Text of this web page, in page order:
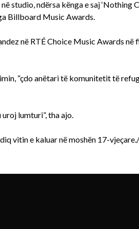
studio, ndërsa kënga e saj ‘Nothing
Billboard Music Awards.
në RTÉ Choice Music Awards në
“çdo anëtari të komunitetit të
uroj lumturi”, tha ajo.
vitin e kaluar në moshën 17-